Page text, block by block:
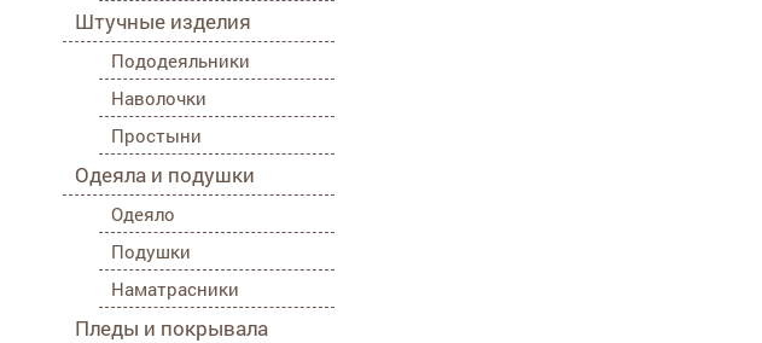
Штучные изделия
Пододеяльники
Наволочки
Простыни
Одеяла и подушки
Одеяло
Подушки
Наматрасники
Пледы и покрывала